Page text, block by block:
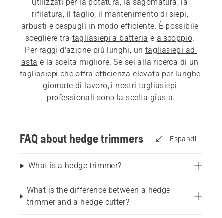
utilizzati per la potatura, la sagomatura, la
rifilatura, il taglio, il mantenimento di siepi,
arbusti e cespugli in modo efficiente. È possibile
scegliere tra tagliasiepi a batteria e a scoppio.
Per raggi d'azione più lunghi, un tagliasiepi ad
asta è la scelta migliore. Se sei alla ricerca di un
tagliasiepi che offra efficienza elevata per lunghe
giornate di lavoro, i nostri tagliasiepi
professionali sono la scelta giusta.
termine il lavoro. I tagliasiepi a doppia lama
rifinitura e il taglio. Quelli a lama singola sono
lunghe. Puoi scegliere tra diverse lunghezze del
piatto di taglio e trovare il modello più adatto alle
FAQ about hedge trimmers Espandi
What is a hedge trimmer?
What is the difference between a hedge
trimmer and a hedge cutter?